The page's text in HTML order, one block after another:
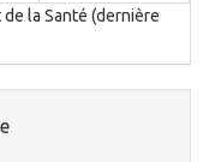
la Santé (dernière